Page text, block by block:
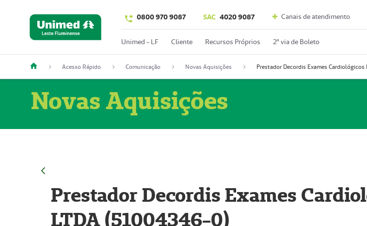
0800 970 9087 SAC 4020 9087 Canais de atendimento
Unimed - LF Cliente Recursos Próprios 2º via de Boleto
Acesso Rápido Comunicação Novas Aquisições
Novas Aquisições
Prestador Decordis Exames
LTDA (51004346-0)